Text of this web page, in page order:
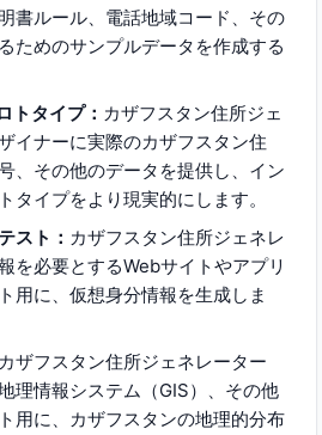
書ルール、電話地域コード、その
ためのサンプルデータを作成する
トタイプ： カザフスタン住所ジェ
イナーに実際のカザフスタン住
、その他のデータを提供し、イン
タイプをより現実的にします。
スト： カザフスタン住所ジェネレ
を必要とするWebサイトやアプリ
用に、仮想身分情報を生成しま
カザフスタン住所ジェネレーター
理情報システム（GIS）、その他
用に、カザフスタンの地理的分布